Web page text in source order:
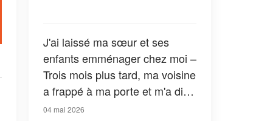
J'ai laissé ma sœur et ses
enfants emménager chez moi –
Trois mois plus tard, ma voisine
a frappé à ma porte et m'a dit :
« Vous devriez aller voir ce qu'il
04 mai 2026